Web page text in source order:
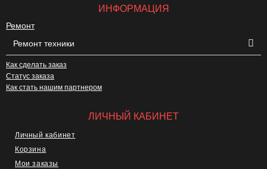
ИНФОРМАЦИЯ
Ремонт
Ремонт техники
Как сделать заказ
Статус заказа
Как стать нашим партнером
ЛИЧНЫЙ КАБИНЕТ
Личный кабинет
Корзина
Мои заказы